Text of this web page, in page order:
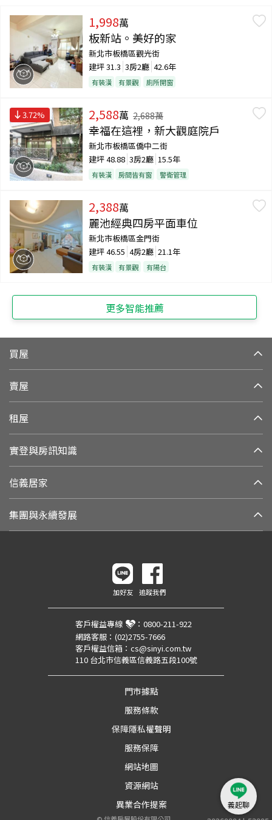
1,998萬
板新站。美好的家
新北市板橋區觀光街
建坪31.3 3房2廳 42.6年
有裝潢 有景觀 廁所開窗
3.72% 2,588萬 2,688萬
幸福在這裡，新大觀庭院戶
新北市板橋區僑中二街
建坪48.88 3房2廳 15.5年
有裝潢 房間皆有窗 警衛管理
2,388萬
麗池經典四房平面車位
新北市板橋區金門街
建坪46.55 4房2廳 21.1年
有裝潢 有景觀 有陽台
更多智能推薦
買屋
賣屋
租屋
實登與房訊知識
信義居家
集團與永續發展
加好友 追蹤我們
客戶權益專線 ： 0800-211-922
網路客服： (02)2755-7666
客戶權益信箱： cs@sinyi.com.tw
110 台北市信義區信義路五段100號
門市據點
服務條款
保障隱私權聲明
服務保障
網站地圖
資源網站
異業合作提案
義起聊